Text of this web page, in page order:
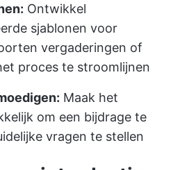
Ontwikkel
sjablonen voor
vergaderingen of
proces te stroomlijnen
Maak het
om een bijdrage te
vragen te stellen